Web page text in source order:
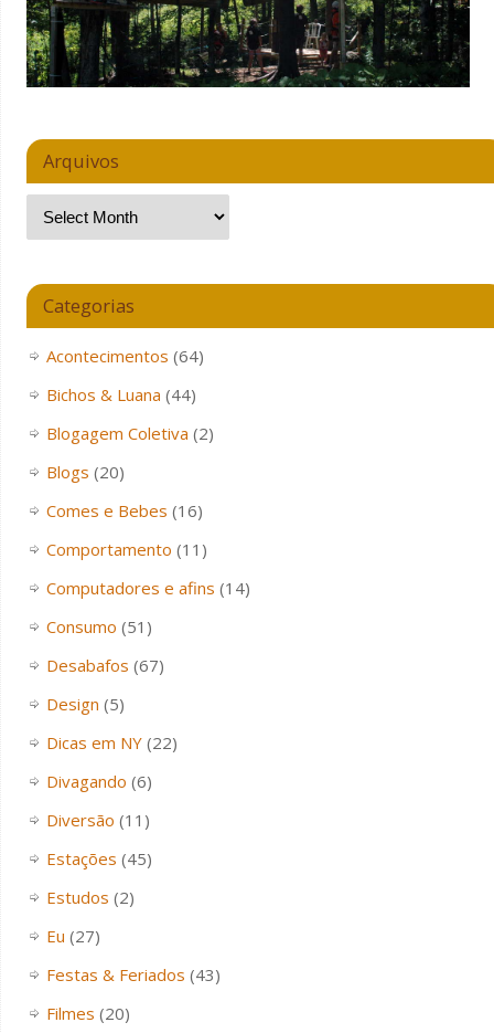
Arquivos
Categorias
Acontecimentos (64)
Bichos & Luana (44)
Blogagem Coletiva (2)
Blogs (20)
Comes e Bebes (16)
Comportamento (11)
Computadores e afins (14)
Consumo (51)
Desabafos (67)
Design (5)
Dicas em NY(22)
Divagando (6)
Diversão (11)
Estações (45)
Estudos (2)
Eu (27)
Festas & Feriados (43)
Filmes (20)